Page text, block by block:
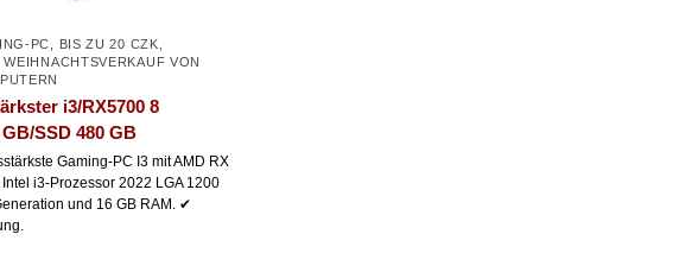
PC BIS ZU 20 CZK
,WEIHNACHTSVERKAUF VON
i3/RX5700 8
SSD 480 GB
Gaming-PC I3 mit AMD RX
i3-Prozessor 2022 LGA 1200
und 16 GB RAM. ✔